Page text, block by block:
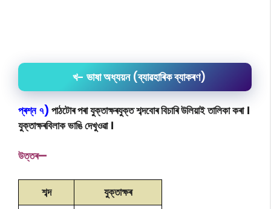
খ- ভাষা অধ্যয়ন (ব্যাৱহাৰিক ব্যাকৰণ)
প্ৰশ্ন ৭) পাঠটোৰ পৰা যুক্তাক্ষৰযুক্ত শব্দবোৰ বিচাৰি উলিয়াই তালিকা কৰা ।
যুক্তাক্ষৰবিলাক ভাঙি দেখুওৱা ।
উত্তৰ—
শব্দ যুক্তাক্ষৰ